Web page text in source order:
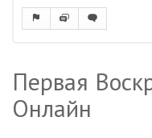
Первая
Онлайн